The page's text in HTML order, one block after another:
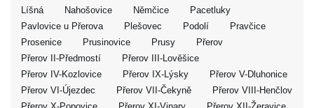
Líšná
Nahošovice Němčice
Pacetluky
Pavlovice u Přerova
Plešovec Podolí
Pravčice
Prosenice
Prusinovice Prusy
Přerov
Přerov II-Předmostí
Přerov III-Lověšice
Přerov IV-Kozlovice
Přerov IX-Lýsky
Přerov V-Dluhonice
Přerov VI-Újezdec
Přerov VII-Čekyně
Přerov VIII-Henčlov